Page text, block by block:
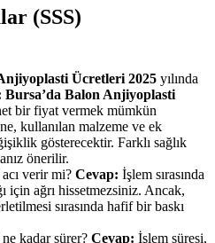
(SSS)
Ücretleri 2025 yılında
Bursa’da Balon Anjiyoplasti
bir fiyat vermek mümkün
kullanılan malzeme ve ek
gösterecektir. Farklı sağlık
önerilir.
verir mi? Cevap: İşlem sırasında
için ağrı hissetmezsiniz. Ancak,
sırasında hafif bir baskı
kadar sürer? Cevap: İşlem süresi,